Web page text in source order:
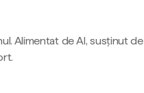
Alimentat de AI, susținut de